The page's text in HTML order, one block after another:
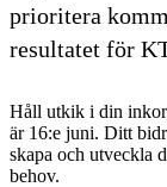
prioritera
resultatet för
Håll utkik i din
är 16:e juni. Ditt
skapa och utveckla
behov.